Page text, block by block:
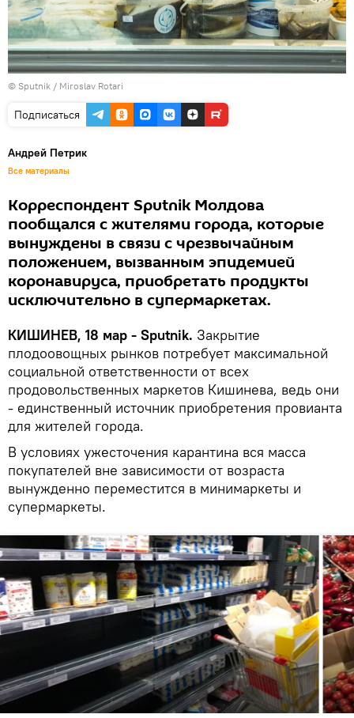
© Sputnik / Miroslav Rotari
Подписаться
Андрей Петрик
Все материалы
Корреспондент Sputnik Молдова
пообщался с жителями города, которые
вынуждены в связи с чрезвычайным
положением, вызванным эпидемией
коронавируса, приобретать продукты
исключительно в супермаркетах.
КИШИНЕВ, 18 мар - Sputnik. Закрытие
плодоовощных рынков потребует максимальной
социальной ответственности от всех
продовольственных маркетов Кишинева, ведь они
- единственный источник приобретения провианта
для жителей города.
В условиях ужесточения карантина вся масса
покупателей вне зависимости от возраста
вынужденно переместится в минимаркеты и
супермаркеты.